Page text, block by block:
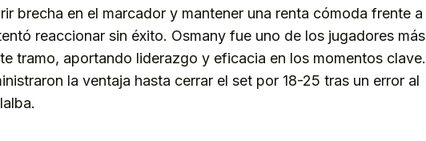
brecha en el marcador y mantener una renta cómoda frente a
reaccionar sin éxito. Osmany fue uno de los jugadores más
tramo, aportando liderazgo y eficacia en los momentos clave.
la ventaja hasta cerrar el set por 18-25 tras un error al